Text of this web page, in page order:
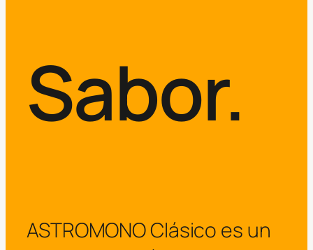
Sabor.
ASTROMONO Clásico es un